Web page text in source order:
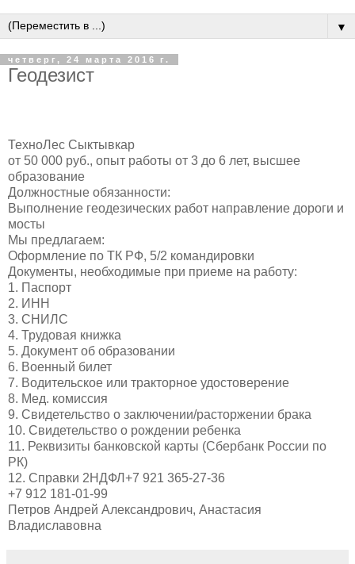
▼
четверг, 24 марта 2016 г.
Геодезист
ТехноЛес Сыктывкар
от 50 000 руб., опыт работы от 3 до 6 лет, высшее
образование
Должностные обязанности:
Выполнение геодезических работ направление дороги и
мосты
Мы предлагаем:
Оформление по ТК РФ, 5/2 командировки
Документы, необходимые при приеме на работу:
1. Паспорт
2. ИНН
3. СНИЛС
4. Трудовая книжка
5. Документ об образовании
6. Военный билет
7. Водительское или тракторное удостоверение
8. Мед. комиссия
9. Свидетельство о заключении/расторжении брака
10. Свидетельство о рождении ребенка
11. Реквизиты банковской карты (Сбербанк России по
РК)
12. Справки 2НДФЛ+7 921 365-27-36
+7 912 181-01-99
Петров Андрей Александрович, Анастасия
Владиславовна